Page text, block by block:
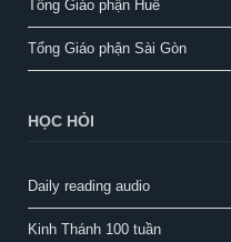
Tổng Giáo phận Huế
Tổng Giáo phận Sài Gòn
HỌC HỎI
Daily reading audio
Kinh Thánh 100 tuần